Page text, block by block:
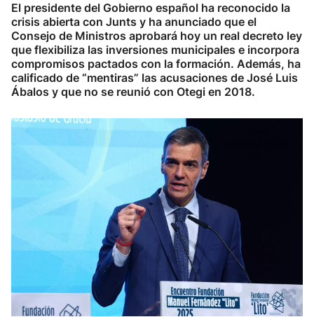
El presidente del Gobierno español ha reconocido la
crisis abierta con Junts y ha anunciado que el
Consejo de Ministros aprobará hoy un real decreto ley
que flexibiliza las inversiones municipales e incorpora
compromisos pactados con la formación. Además, ha
calificado de “mentiras” las acusaciones de José Luis
Ábalos y que no se reunió con Otegi en 2018.